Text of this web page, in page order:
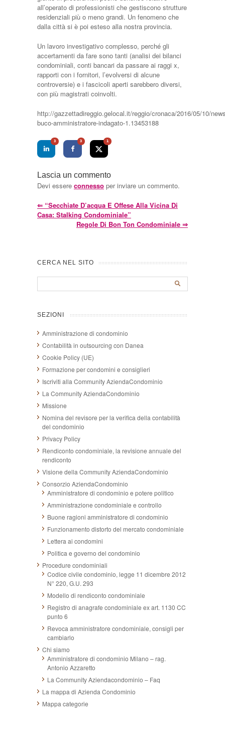
all’operato di professionisti che gestiscono strutture
residenziali più o meno grandi. Un fenomeno che
dalla città si è poi esteso alla nostra provincia.
Un lavoro investigativo complesso, perché gli
accertamenti da fare sono tanti (analisi dei bilanci
condominiali, conti bancari da passare ai raggi x,
rapporti con i fornitori, l’evolversi di alcune
controversie) e i fascicoli aperti sarebbero diversi,
con più magistrati coinvolti.
http://gazzettadireggio.gelocal.it/reggio/cronaca/2016/05/10/
buco-amministratore-indagato-1.13453188
3 3 1
Lascia un commento
Devi essere connesso per inviare un commento.
⇐ “Secchiate D’acqua E Offese Alla Vicina Di
Casa: Stalking Condominiale”
Regole Di Bon Ton Condominiale ⇒
CERCA NEL SITO
SEZIONI
Amministrazione di condominio
Contabilità in outsourcing con Danea
Cookie Policy (UE)
Formazione per condomini e consiglieri
Iscriviti alla Community AziendaCondominio
La Community AziendaCondominio
Missione
Nomina del revisore per la verifica della contabilità
del condominio
Privacy Policy
Rendiconto condominiale, la revisione annuale del
rendiconto
Visione della Community AziendaCondominio
Consorzio AziendaCondominio
Amministratore di condominio e potere politico
Amministrazione condominiale e controllo
Buone ragioni amministratore di condominio
Funzionamento distorto del mercato condominiale
Lettera ai condomini
Politica e governo del condominio
Procedure condominiali
Codice civile condominio, legge 11 dicembre 2012
N° 220, G.U. 293
Modello di rendiconto condominiale
Registro di anagrafe condominiale ex art. 1130 CC
punto 6
Revoca amministratore condominiale, consigli per
cambiarlo
Chi siamo
Amministratore di condominio Milano – rag.
Antonio Azzaretto
La Community Aziendacondominio – Faq
La mappa di Azienda Condominio
Mappa categorie